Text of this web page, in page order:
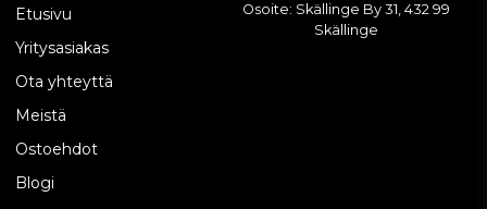
Etusivu
Yritysasiakas
Ota yhteyttä
Meistä
Ostoehdot
Blogi
Osoite: Skällinge By 31, 432 99
Skällinge